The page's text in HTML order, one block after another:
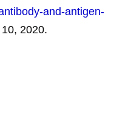
and-antigen-
2020.